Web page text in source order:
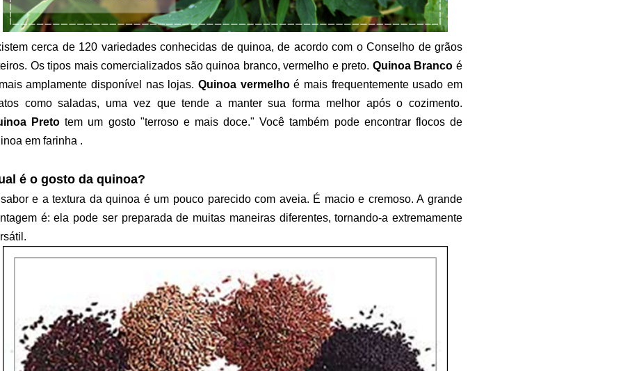
cerca de 120 variedades conhecidas de quinoa, de acordo com o Conselho de grãos
Os tipos mais comercializados são quinoa branco, vermelho e preto. Quinoa Branco é
amplamente disponível nas lojas. Quinoa vermelhoé mais frequentemente usado em
como saladas, uma vez que tende a manter sua forma melhor após o cozimento.
Preto tem um gosto "terroso e mais doce." Você também pode encontrar flocos de
em farinha .
é o gosto da quinoa?
e a textura da quinoa é um pouco parecido com aveia. É macio e cremoso. A grande
é: ela pode ser preparada de muitas maneiras diferentes, tornando-a extremamente